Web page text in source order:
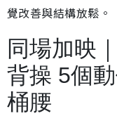
覺改善與結構放鬆。
同場加映
背操 5個
桶腰